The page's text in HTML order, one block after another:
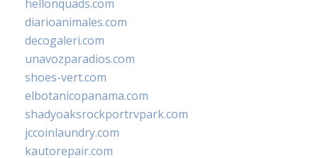
hellonquads.com
diarioanimales.com
decogaleri.com
unavozparadios.com
shoes-vert.com
elbotanicopanama.com
shadyoaksrockportrvpark.com
jccoinlaundry.com
kautorepair.com